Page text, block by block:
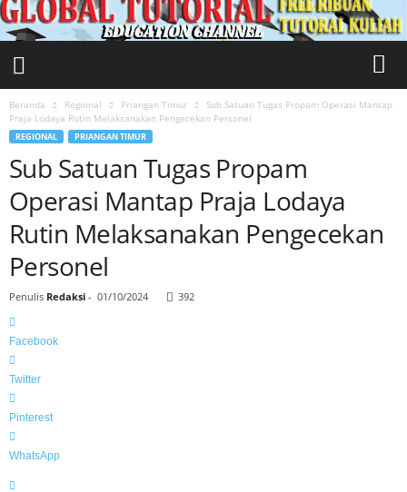
a
Beranda Regional Priangan Timur
Sub Satuan Tugas Propam Operasi Mantap
Praja Lodaya Rutin Melaksanakan Pengecekan Personel
REGIONAL PRIANGAN TIMUR
Sub Satuan Tugas Propam
Operasi Mantap Praja Lodaya
Rutin Melaksanakan Pengecekan
Personel
Penulis Redaksi - 01/10/2024 392
Facebook
Twitter
Pinterest
WhatsApp